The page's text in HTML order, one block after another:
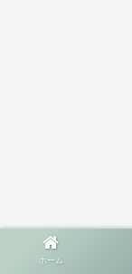
ホーム